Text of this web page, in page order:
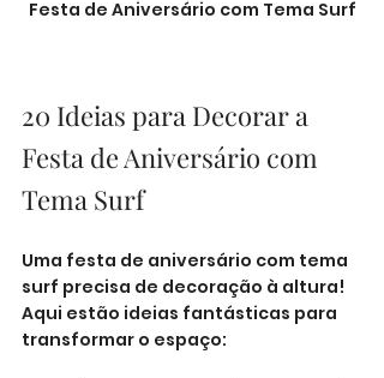
Festa de Aniversário com Tema Surf
20 Ideias para Decorar a
Festa de Aniversário com
Tema Surf
Uma festa de aniversário com tema
surf precisa de decoração à altura!
Aqui estão ideias fantásticas para
transformar o espaço: